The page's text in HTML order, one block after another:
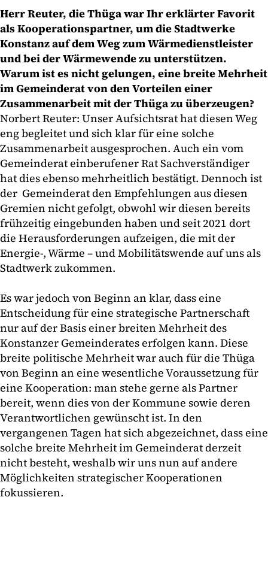
Herr Reuter, die Thüga war Ihr erklärter Favorit
als Kooperationspartner, um die Stadtwerke
Konstanz auf dem Weg zum Wärmedienstleister
und bei der Wärmewende zu unterstützen.
Warum ist es nicht gelungen, eine breite Mehrheit
im Gemeinderat von den Vorteilen einer
Zusammenarbeit mit der Thüga zu überzeugen?
Norbert Reuter: Unser Aufsichtsrat hat diesen Weg
eng begleitet und sich klar für eine solche
Zusammenarbeit ausgesprochen. Auch ein vom
Gemeinderat einberufener Rat Sachverständiger
hat dies ebenso mehrheitlich bestätigt. Dennoch ist
der Gemeinderat den Empfehlungen aus diesen
Gremien nicht gefolgt, obwohl wir diesen bereits
frühzeitig eingebunden haben und seit 2021 dort
die Herausforderungen aufzeigen, die mit der
Energie-, Wärme – und Mobilitätswende auf uns als
Stadtwerk zukommen.
Es war jedoch von Beginn an klar, dass eine
Entscheidung für eine strategische Partnerschaft
nur auf der Basis einer breiten Mehrheit des
Konstanzer Gemeinderates erfolgen kann. Diese
breite politische Mehrheit war auch für die Thüga
von Beginn an eine wesentliche Voraussetzung für
eine Kooperation: man stehe gerne als Partner
bereit, wenn dies von der Kommune sowie deren
Verantwortlichen gewünscht ist. In den
vergangenen Tagen hat sich abgezeichnet, dass eine
solche breite Mehrheit im Gemeinderat derzeit
nicht besteht, weshalb wir uns nun auf andere
Möglichkeiten strategischer Kooperationen
fokussieren.